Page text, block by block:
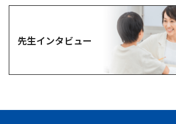
先生インタビュー